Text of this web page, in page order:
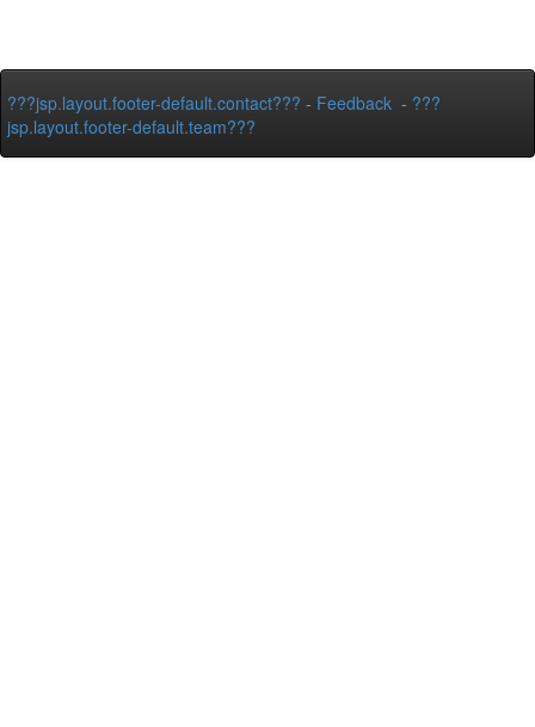
???jsp.layout.footer-default.contact??? - Feedback - ???
jsp.layout.footer-default.team???